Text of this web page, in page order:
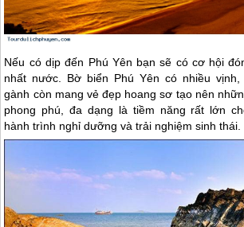
Nếu có dịp đến Phú Yên bạn sẽ có cơ hội
nhất nước. Bờ biển Phú Yên có nhiều
gành còn mang vẻ đẹp hoang sơ tạo nên
phong phú, đa dạng là tiềm năng rất lớn
hành trình nghỉ dưỡng và trải nghiệm sinh thái.